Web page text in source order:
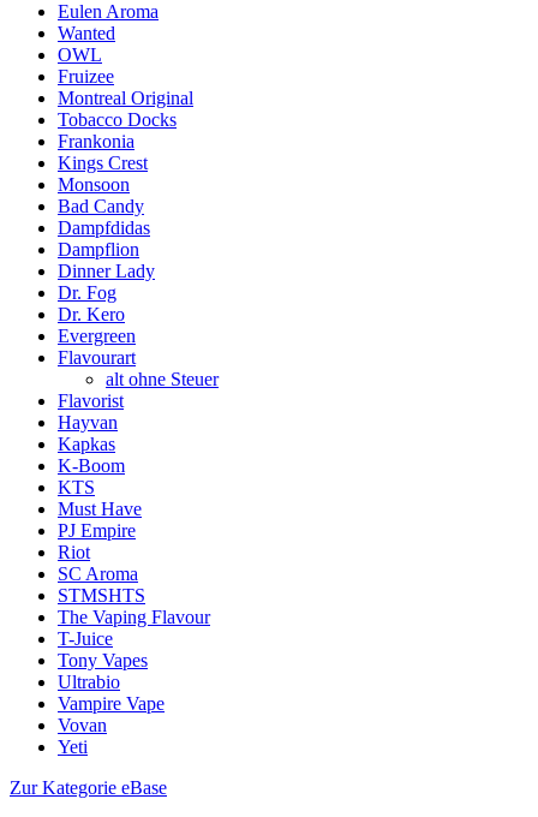
Eulen Aroma
Wanted
OWL
Fruizee
Montreal Original
Tobacco Docks
Frankonia
Kings Crest
Monsoon
Bad Candy
Dampfdidas
Dampflion
Dinner Lady
Dr. Fog
Dr. Kero
Evergreen
Flavourart
alt ohne Steuer
Flavorist
Hayvan
Kapkas
K-Boom
KTS
Must Have
PJ Empire
Riot
SC Aroma
STMSHTS
The Vaping Flavour
T-Juice
Tony Vapes
Ultrabio
Vampire Vape
Vovan
Yeti
Zur Kategorie eBase